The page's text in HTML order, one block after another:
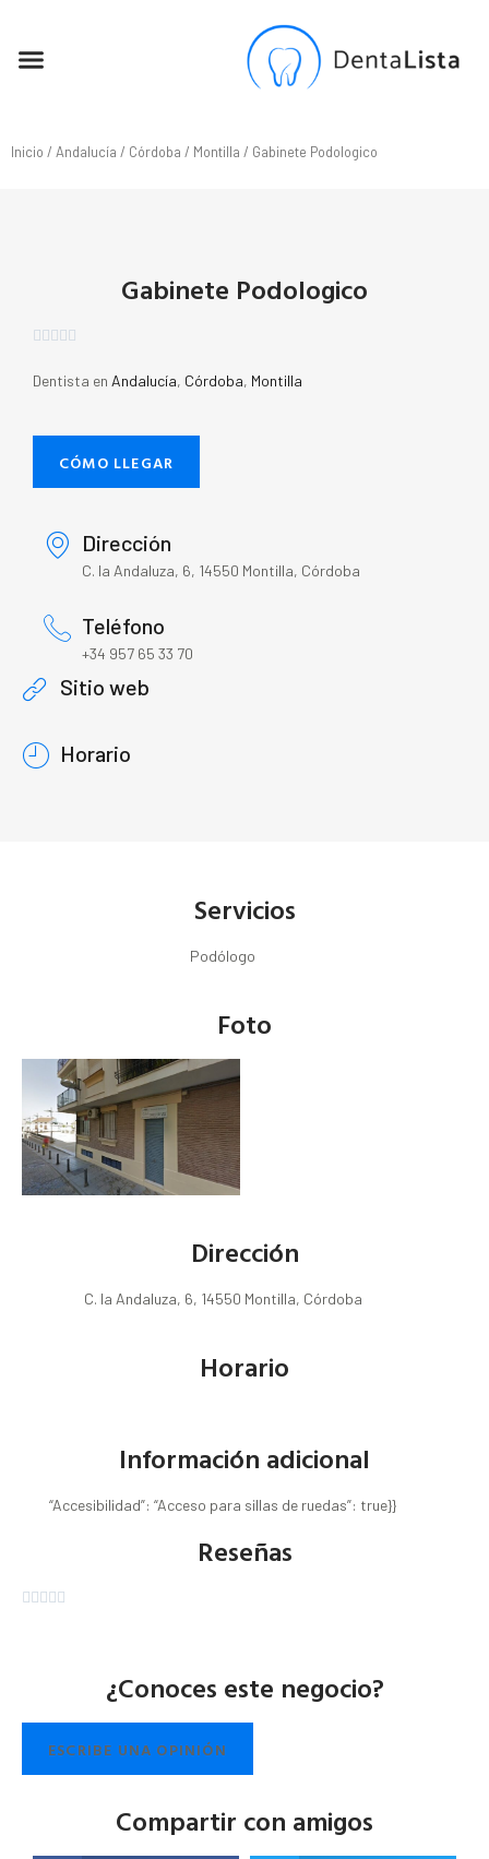
Inicio / Andalucía / Córdoba / Montilla / Gabinete Podologico
Gabinete Podologico
    
Dentista en Andalucía, Córdoba, Montilla
CÓMO LLEGAR
Dirección
C. la Andaluza, 6, 14550 Montilla, Córdoba
Teléfono
+34 957 65 33 70
Sitio web
Horario
Servicios
Podólogo
Foto
Dirección
C. la Andaluza, 6, 14550 Montilla, Córdoba
Horario
Información adicional
“Accesibilidad”: “Acceso para sillas de ruedas”: true}}
Reseñas
    
¿Conoces este negocio?
ESCRIBE UNA OPINIÓN
Compartir con amigos